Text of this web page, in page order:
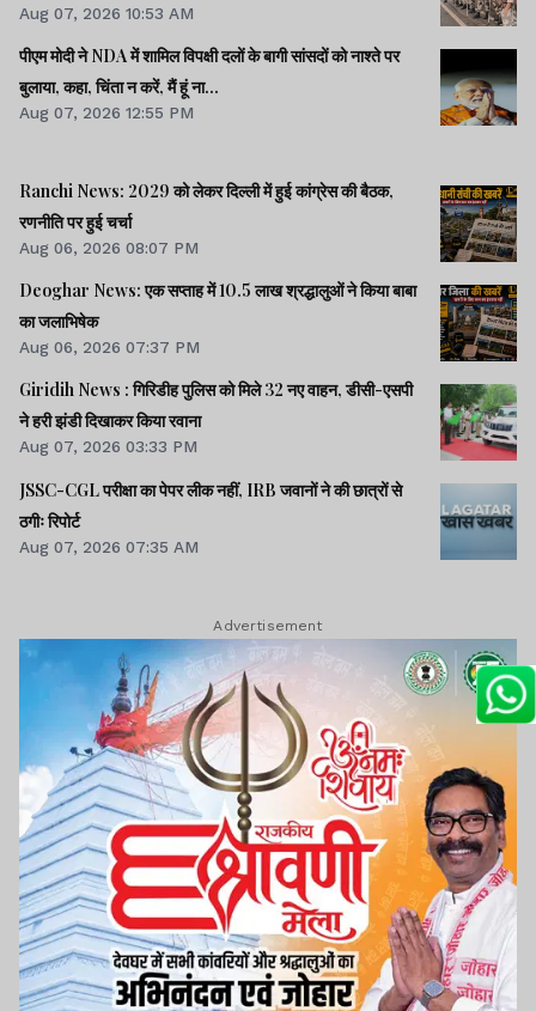
Aug 07, 2026 10:53 AM
पीएम मोदी ने NDA में शामिल विपक्षी दलों के बागी सांसदों को नाश्ते पर
बुलाया, कहा, चिंता न करें, मैं हूं ना...
Aug 07, 2026 12:55 PM
Ranchi News: 2029 को लेकर दिल्ली में हुई कांग्रेस की बैठक,
रणनीति पर हुई चर्चा
Aug 06, 2026 08:07 PM
Deoghar News: एक सप्ताह में 10.5 लाख श्रद्धालुओं ने किया बाबा
का जलाभिषेक
Aug 06, 2026 07:37 PM
Giridih News : गिरिडीह पुलिस को मिले 32 नए वाहन, डीसी-एसपी
ने हरी झंडी दिखाकर किया रवाना
Aug 07, 2026 03:33 PM
JSSC-CGL परीक्षा का पेपर लीक नहीं, IRB जवानों ने की छात्रों से
ठगीः रिपोर्ट
Aug 07, 2026 07:35 AM
Advertisement